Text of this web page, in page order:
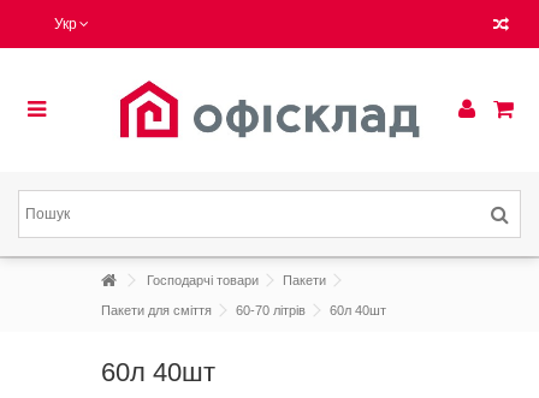
Укр
Господарчі товари Пакети
Пакети для сміття 60-70 літрів 60л 40шт
60л 40шт